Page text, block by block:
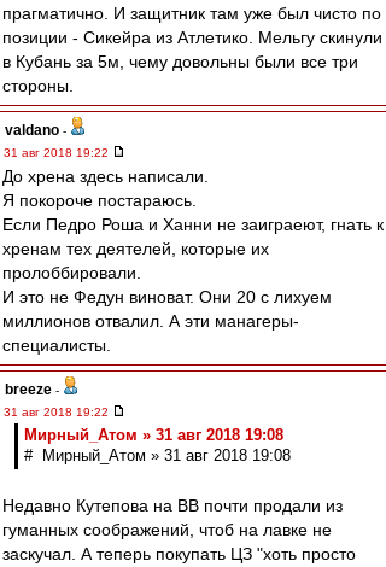
прагматично. И защитник там уже был чисто по
позиции - Сикейра из Атлетико. Мельгу скинули
в Кубань за 5м, чему довольны были все три
стороны.
valdano -
31 авг 2018 19:22
До хрена здесь написали.
Я покороче постараюсь.
Если Педро Роша и Ханни не заиграеют, гнать к
хренам тех деятелей, которые их
пролоббировали.
И это не Федун виноват. Они 20 с лихуем
миллионов отвалил. А эти манагеры-
специалисты.
breeze -
31 авг 2018 19:22
Мирный_Атом » 31 авг 2018 19:08
# Мирный_Атом » 31 авг 2018 19:08
Недавно Кутепова на ВВ почти продали из
гуманных соображений, чтоб на лавке не
заскучал. А теперь покупать ЦЗ "хоть просто